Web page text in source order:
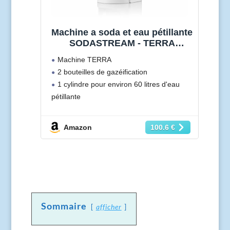
Machine a soda et eau pétillante
SODASTREAM - TERRA
compatible lave-vaisselle - 1
recharge de gaz 60L
Machine TERRA
2 bouteilles de gazéification
1 cylindre pour environ 60 litres d'eau
pétillante
Amazon 100.6 €
Sommaire afficher